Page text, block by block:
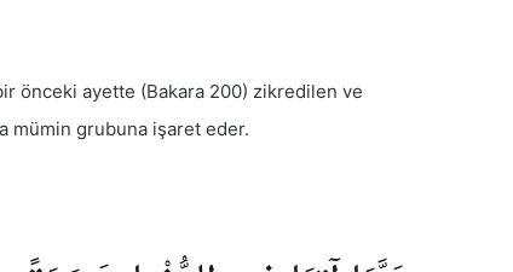
önceki ayette (Bakara 200) zikredilen ve
mümin grubuna işaret eder.